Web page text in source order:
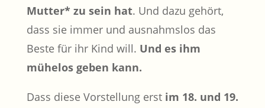
Mutter* zu sein hat. Und dazu gehört,
dass sie immer und ausnahmslos das
Beste für ihr Kind will. Und es ihm
mühelos geben kann.
Dass diese Vorstellung erst im 18. und 19.